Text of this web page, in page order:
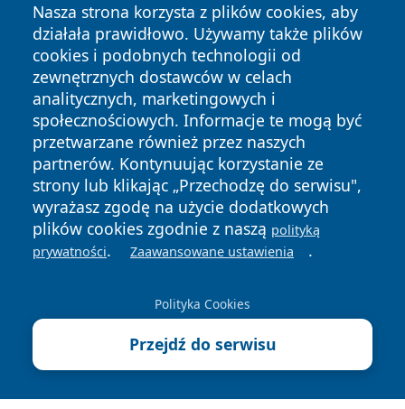
Nasza strona korzysta z plików cookies, aby
działała prawidłowo. Używamy także plików
cookies i podobnych technologii od
zewnętrznych dostawców w celach
analitycznych, marketingowych i
społecznościowych. Informacje te mogą być
przetwarzane również przez naszych
partnerów. Kontynuując korzystanie ze
strony lub klikając „Przechodzę do serwisu",
wyrażasz zgodę na użycie dodatkowych
plików cookies zgodnie z naszą polityką
prywatności. Zaawansowane ustawienia .
Polityka Cookies
Przejdź do serwisu
Copyright © 2026 przemyslonline.pl Wszystkie prawa
zastrzeżone.
News Autorzy
Polityka
Prywatności
Polityka
Cookies